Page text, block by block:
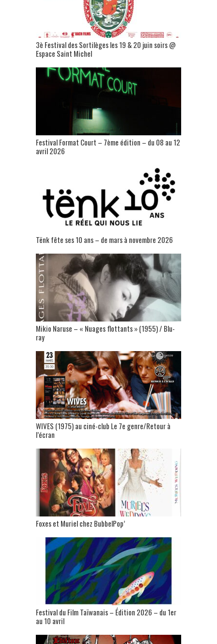
3è Festival des Sortilèges les 19 & 20 juin soirs @
Espace Saint Michel
Festival Format Court – 7ème édition – du 08 au 12
avril 2026
Tënk fête ses 10 ans – de mars à novembre 2026
Mikio Naruse – « Nuages flottants » (1955) / Blu-
ray
WIVES (1975) au ciné-club Le 7e genre/Retour à
l’écran
Foxes et Muriel chez BubbelPop’
Festival du Film Taïwanais – Édition 2026 – du 1er
au 10 avril